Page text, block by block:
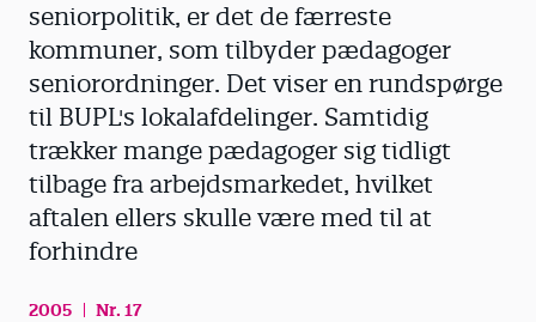
seniorpolitik, er det de færreste
kommuner, som tilbyder pædagoger
seniorordninger. Det viser en rundspørge
til BUPL's lokalafdelinger. Samtidig
trækker mange pædagoger sig tidligt
tilbage fra arbejdsmarkedet, hvilket
aftalen ellers skulle være med til at
forhindre
2005
Nr. 17